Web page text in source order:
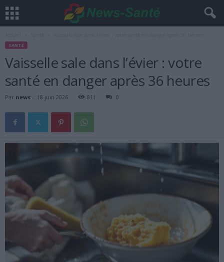
SANTÉ
Vaisselle sale dans l’évier : votre
santé en danger après 36 heures
Par news - 18 juin 2026 811 0